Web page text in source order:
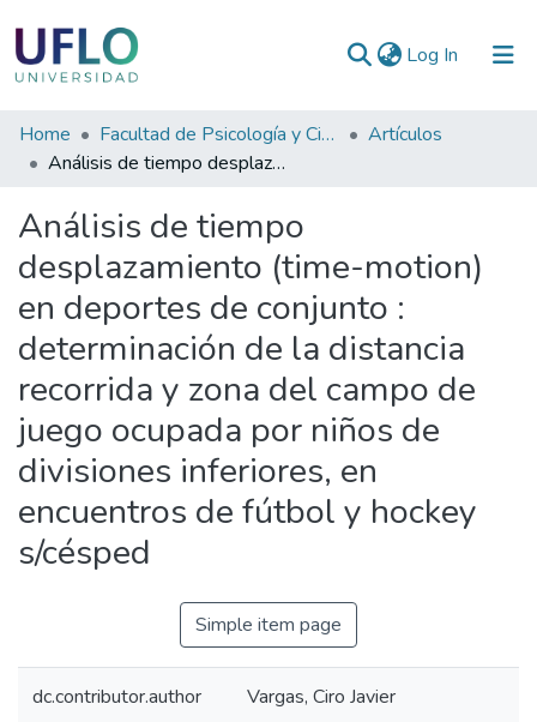
Log In (current)
Communities
&
All of RIUFLO
Statistics
Home Facultad de Psicología y Ciencias Sociales
Artículos
Análisis de tiempo desplazamiento (time-motion) en deportes de conjunto : determinación de la distancia recorrida y zona del campo de juego ocupada por niños de divisiones inferiores, en encuentros de fútbol y hockey s/césped
Análisis de tiempo
desplazamiento (time-motion)
en deportes de conjunto :
determinación de la distancia
recorrida y zona del campo de
juego ocupada por niños de
divisiones inferiores, en
encuentros de fútbol y hockey
s/césped
Simple item page
dc.contributor.author Vargas, Ciro Javier